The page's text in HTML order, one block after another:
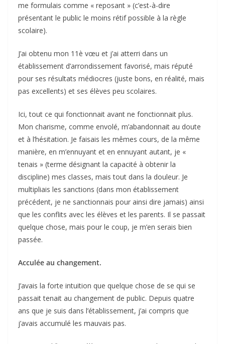
me formulais comme « reposant » (c’est-à-dire
présentant le public le moins rétif possible à la règle
scolaire).
J’ai obtenu mon 11è vœu et j’ai atterri dans un
établissement d’arrondissement favorisé, mais réputé
pour ses résultats médiocres (juste bons, en réalité, mais
pas excellents) et ses élèves peu scolaires.
Ici, tout ce qui fonctionnait avant ne fonctionnait plus.
Mon charisme, comme envolé, m’abandonnait au doute
et à l’hésitation. Je faisais les mêmes cours, de la même
manière, en m’ennuyant et en ennuyant autant, je «
tenais » (terme désignant la capacité à obtenir la
discipline) mes classes, mais tout dans la douleur. Je
multipliais les sanctions (dans mon établissement
précédent, je ne sanctionnais pour ainsi dire jamais) ainsi
que les conflits avec les élèves et les parents. Il se passait
quelque chose, mais pour le coup, je m’en serais bien
passée.
Acculée au changement.
J’avais la forte intuition que quelque chose de se qui se
passait tenait au changement de public. Depuis quatre
ans que je suis dans l’établissement, j’ai compris que
j’avais accumulé les mauvais pas.